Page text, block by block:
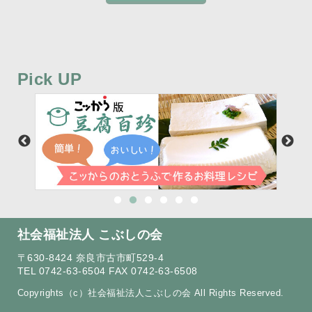
Pick UP
社会福祉法人 こぶしの会
〒630-8424 奈良市古市町529-4
TEL 0742-63-6504 FAX 0742-63-6508
Copyrights（c）社会福祉法人こぶしの会 All Rights Reserved.